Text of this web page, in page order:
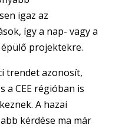
igaz az
így a nap- vagy a
projektekre.
trendet azonosít,
a CEE régióban is
A hazai
kérdése ma már